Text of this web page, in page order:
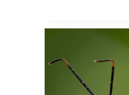
Mega-
Fugas